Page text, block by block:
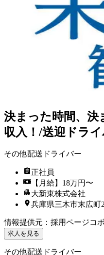
決まった時間、決
収入！/送迎ドラ
その他配送ドライバー
正社員
【月給】18万円〜
大新東株式会社
兵庫県三木市末広町
情報提供元 ： 採用ページコ
求人を見る
その他配送ドライバー